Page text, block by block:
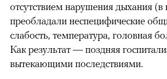
отсутствием нарушения дыхания (в
преобладали неспецифические
слабость, температура, головная
Как результат — поздняя
вытекающими последствиями.